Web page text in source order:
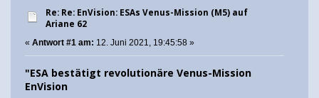
Re: Re: EnVision: ESAs Venus-Mission (M5) auf
Ariane 62
« Antwort #1 am: 12. Juni 2021, 19:45:58 »
"ESA bestätigt revolutionäre Venus-Mission
EnVision